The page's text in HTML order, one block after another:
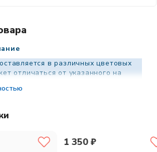
в различных цветовых
отличаться от указанного на
доступные на данный момент
жёсткая каркасная сумка с тремя
наплечного ремня и вынимаемое жёсткое